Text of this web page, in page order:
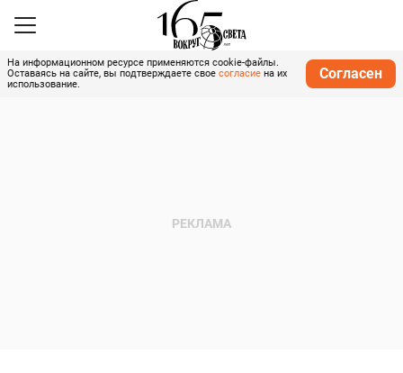
На информационном ресурсе применяются cookie-файлы.
Оставаясь на сайте, вы подтверждаете свое согласие на их
использование.
Согласен